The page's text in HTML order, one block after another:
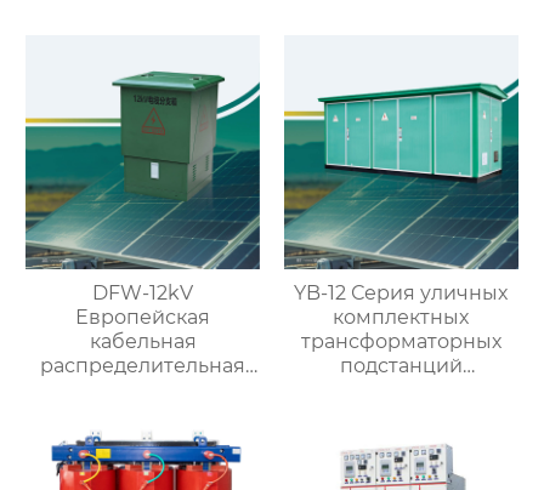
DFW-12kV
Европейская
кабельная
распределительная
YB-12 Серия уличных
комплектных
трансформаторных
подстанций